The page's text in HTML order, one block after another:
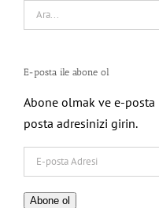
Search
for:
E-posta ile abone ol
Abone olmak ve e-
posta adresinizi girin.
posta
Adresi
Abone ol